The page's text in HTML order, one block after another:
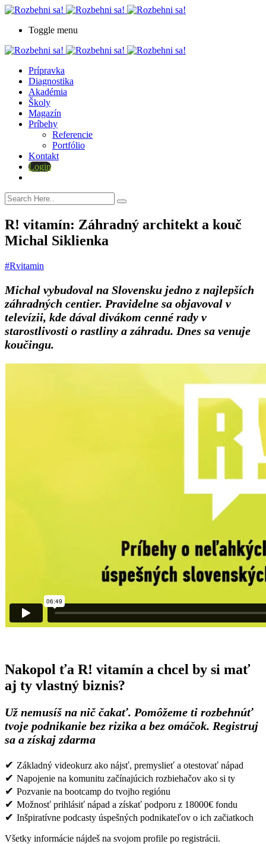
Toggle menu
Prípravka
Diagnostika
Akadémia
Školy
Magazín
Príbehy
Referencie
Portfólio
Kontakt
Login
R! vitamín: Záhradný architekt a kouč
Michal Siklienka
#Rvitamin
Michal vybudoval na Slovensku jedno z najlepších
záhradných centier. Pravidelne sa objavoval v
televízii, kde dával divákom cenné rady v
starostlivosti o rastliny a záhradu. Dnes sa venuje
koučingu.
Nakopol ťa R! vitamín a chcel by si mať
aj ty vlastný biznis?
Už nemusíš na nič čakať. Pomôžeme ti rozbehnúť
tvoje podnikanie bez rizika a bez omáčok. Registruj
sa a získaj zdarma
✔ Základný videokurz ako nájsť, premyslieť a otestovať nápad
✔ Napojenie na komunitu začínajúcich rozbiehačov ako si ty
✔ Pozvanie na bootcamp do tvojho regiónu
✔ Možnosť prihlásiť nápad a získať podporu z 18000€ fondu
✔ Inšpiratívne podcasty úspešných podnikateľov o ich začiatkoch
Všetky informácie nájdeš na svojom profile po registrácii.